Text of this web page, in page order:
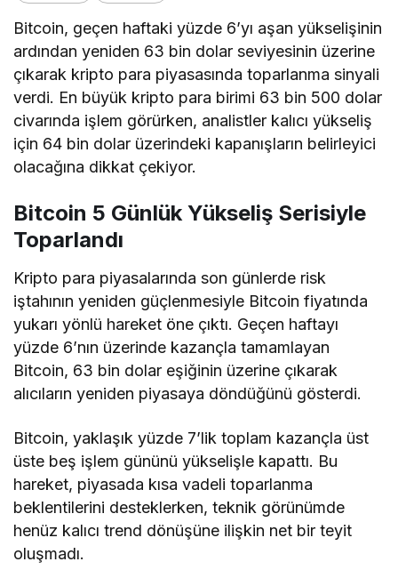
Bitcoin, geçen haftaki yüzde 6’yı aşan yükselişinin
ardından yeniden 63 bin dolar seviyesinin üzerine
çıkarak kripto para piyasasında toparlanma sinyali
verdi. En büyük kripto para birimi 63 bin 500 dolar
civarında işlem görürken, analistler kalıcı yükseliş
için 64 bin dolar üzerindeki kapanışların belirleyici
olacağına dikkat çekiyor.
Bitcoin 5 Günlük Yükseliş Serisiyle
Toparlandı
Kripto para piyasalarında son günlerde risk
iştahının yeniden güçlenmesiyle Bitcoin fiyatında
yukarı yönlü hareket öne çıktı. Geçen haftayı
yüzde 6’nın üzerinde kazançla tamamlayan
Bitcoin, 63 bin dolar eşiğinin üzerine çıkarak
alıcıların yeniden piyasaya döndüğünü gösterdi.
Bitcoin, yaklaşık yüzde 7’lik toplam kazançla üst
üste beş işlem gününü yükselişle kapattı. Bu
hareket, piyasada kısa vadeli toparlanma
beklentilerini desteklerken, teknik görünümde
henüz kalıcı trend dönüşüne ilişkin net bir teyit
oluşmadı.